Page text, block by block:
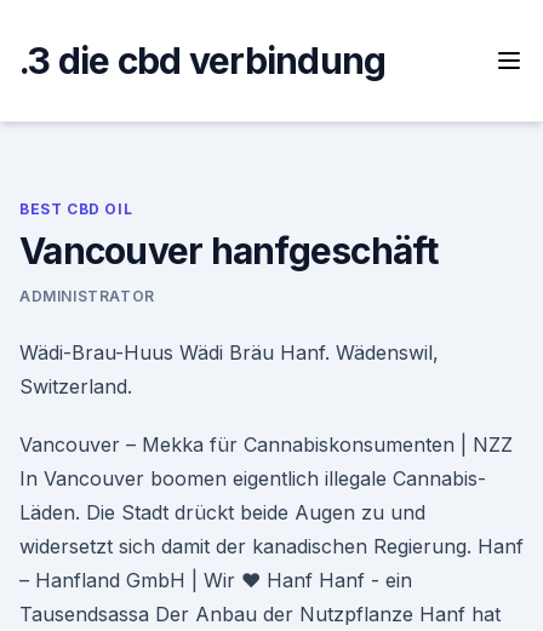
content
.3 die cbd verbindung
BEST CBD OIL
Vancouver hanfgeschäft
ADMINISTRATOR
Wädi-Brau-Huus Wädi Bräu Hanf. Wädenswil,
Switzerland.
Vancouver – Mekka für Cannabiskonsumenten | NZZ
In Vancouver boomen eigentlich illegale Cannabis-
Läden. Die Stadt drückt beide Augen zu und
widersetzt sich damit der kanadischen Regierung. Hanf
– Hanfland GmbH | Wir ♥ Hanf Hanf - ein
Tausendsassa Der Anbau der Nutzpflanze Hanf hat